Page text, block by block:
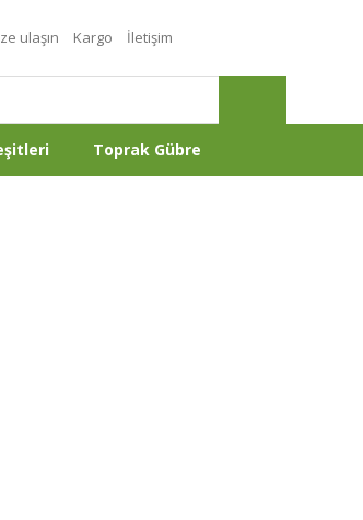
ulaşın Kargo İletişim
Toprak Gübre